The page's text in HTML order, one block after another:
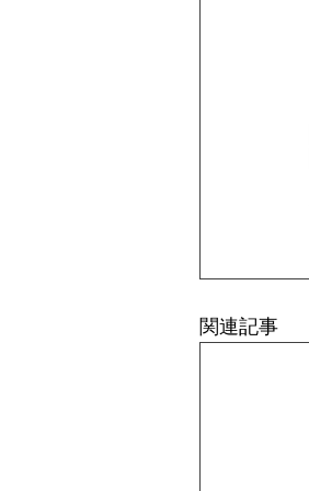
関連記事